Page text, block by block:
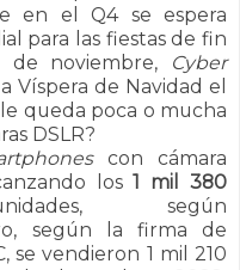
en el Q4 se espera
para las fiestas de fin
noviembre,
Cyber
Víspera de Navidad el
queda poca o mucha
DSLR?
con cámara
los1 mil 380
según
según la firma de
se vendieron 1 mil 210